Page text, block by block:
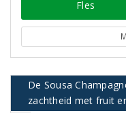
Fles
De Sousa
zachtheid met fruit